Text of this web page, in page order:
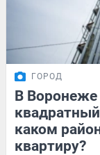
ГОРОД
В
каком
квартиру?